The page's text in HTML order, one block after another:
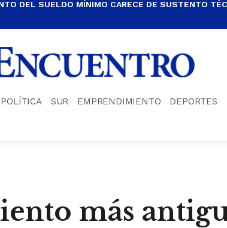
DEL SUELDO MÍNIMO CARECE DE SUSTENTO
POLÍTICA SUR EMPRENDIMIENTO DEPORTES
más